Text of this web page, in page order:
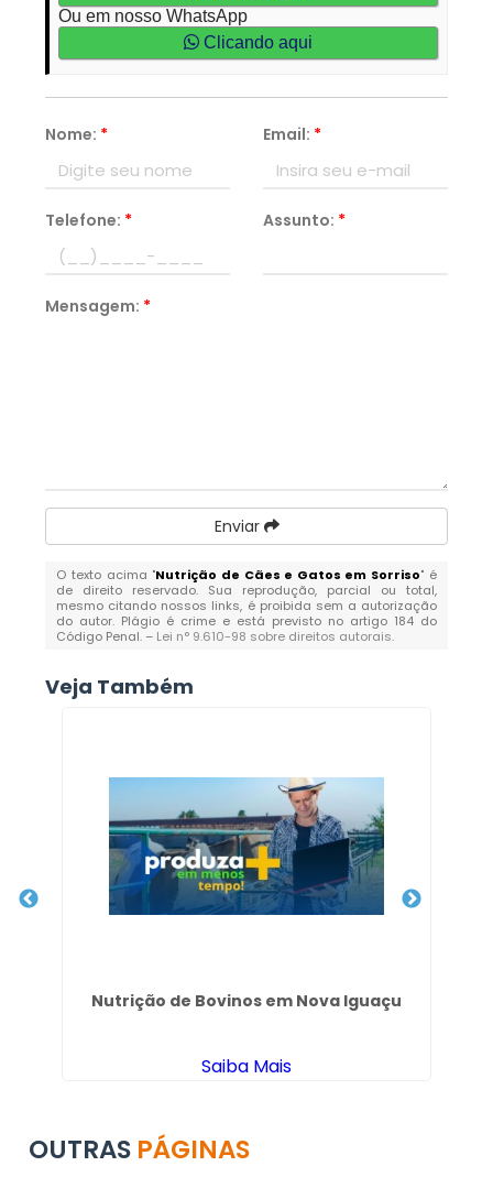
Ou em nosso WhatsApp
Clicando aqui
Nome: * Email: *
Telefone: * Assunto: *
Mensagem: *
Enviar
O texto acima "Nutrição de Cães e Gatos em Sorriso" é
de direito reservado. Sua reprodução, parcial ou total,
mesmo citando nossos links, é proibida sem a autorização
do autor. Plágio é crime e está previsto no artigo 184 do
Código Penal. – Lei n° 9.610-98 sobre direitos autorais.
Veja Também
Nutrição de Bovinos em Nova Iguaçu
Saiba Mais
OUTRAS PÁGINAS